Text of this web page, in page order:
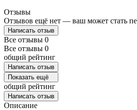
Отзывы
Отзывов ещё нет — ваш может стать
Написать отзыв
Все отзывы 0
Все отзывы 0
общий рейтинг
Написать отзыв
Показать ещё
общий рейтинг
Написать отзыв
Описание